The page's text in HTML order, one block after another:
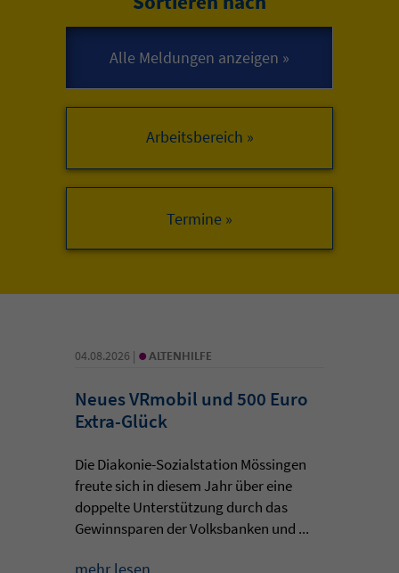
Arbeitsbereich »
04.08.2026 | • ALTENHILFE
Neues VRmobil und 500 Euro
Extra-Glück
Die Diakonie-Sozialstation Mössingen
freute sich in diesem Jahr über eine
doppelte Unterstützung durch das
Gewinnsparen der Volksbanken und ...
mehr lesen